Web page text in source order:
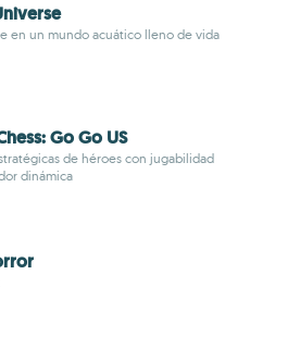
en un mundo acuático lleno de vida
Go Go US
de héroes con jugabilidad
dinámica